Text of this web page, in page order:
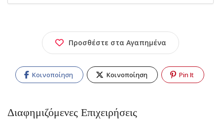
Προσθέστε στα Αγαπημένα
Κοινοποίηση Κοινοποίηση Pin It
Διαφημιζόμενες Επιχειρήσεις